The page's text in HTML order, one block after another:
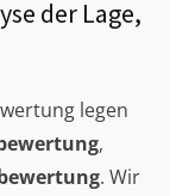
der Lage,
legen
,
. Wir